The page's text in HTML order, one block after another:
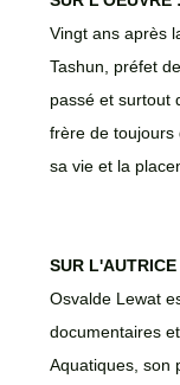
Vingt ans après
Tashun, préfet
passé et surtout
frère de toujours
sa vie et la
SUR L'AUTRICE
Osvalde Lewat
documentaires
Aquatiques, son